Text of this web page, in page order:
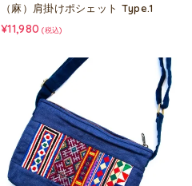
（麻）肩掛けポシェット Type.1
¥11,980 (税込)